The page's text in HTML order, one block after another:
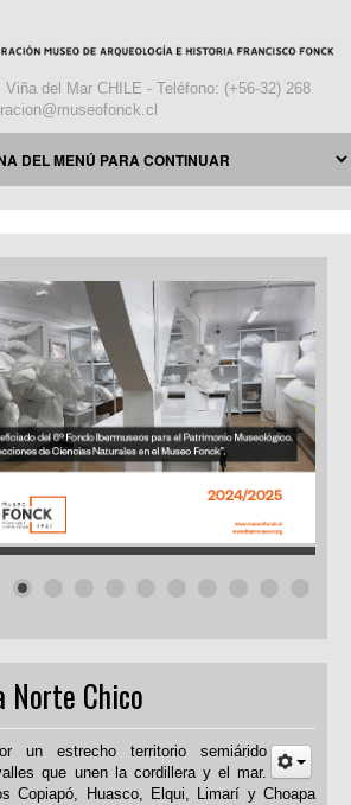
del Mar CHILE - Teléfono: (+56-32) 268
Norte Chico
un estrecho territorio semiárido
que unen la cordillera y el mar.
Copiapó, Huasco, Elqui, Limarí y Choapa